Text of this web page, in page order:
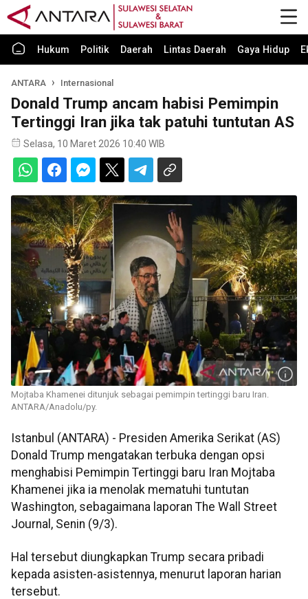
Hukum Politik Daerah Lintas Daerah Gaya Hidup
ANTARA Internasional
Donald Trump ancam habisi Pemimpin
Tertinggi Iran jika tak patuhi tuntutan AS
Selasa, 10 Maret 2026 10:40 WIB
Mojtaba Khamenei ditunjuk sebagai pemimpin tertinggi baru Iran.
ANTARA/Anadolu/py.
Istanbul (ANTARA) - Presiden Amerika Serikat (AS)
Donald Trump mengatakan terbuka dengan opsi
menghabisi Pemimpin Tertinggi baru Iran Mojtaba
Khamenei jika ia menolak mematuhi tuntutan
Washington, sebagaimana laporan The Wall Street
Journal, Senin (9/3).
Hal tersebut diungkapkan Trump secara pribadi
kepada asisten-asistennya, menurut laporan harian
tersebut.